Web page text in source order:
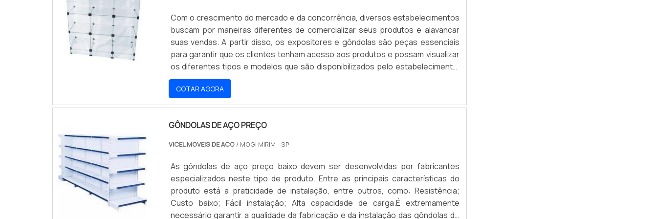
Com o crescimento do mercado e da concorrência, diversos estabelecimentos
buscam por maneiras diferentes de comercializar seus produtos e alavancar
suas vendas. A partir disso, os expositores e gôndolas são peças essenciais
para garantir que os clientes tenham acesso aos produtos e possam visualizar
os diferentes tipos e modelos que são disponibilizados pelo estabelecimento.
Assim, é possível utilizar essas peças em vitrines, exposições, eventos e
dispostos no próprio estabelecimento, sempre vis.
COTAR AGORA
GÔNDOLAS DE AÇO PREÇO
VICEL MOVEIS DE ACO/ MOGI MIRIM - SP
As gôndolas de aço preço baixo devem ser desenvolvidas por fabricantes
especializados neste tipo de produto. Entre as principais características do
produto está a praticidade de instalação, entre outros, como: Resistência;
Custo baixo; Fácil instalação; Alta capacidade de carga.É extremamente
necessário garantir a qualidade da fabricação e da instalação das gôndolas de